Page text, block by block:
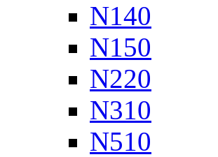
N140
N150
N220
N310
N510